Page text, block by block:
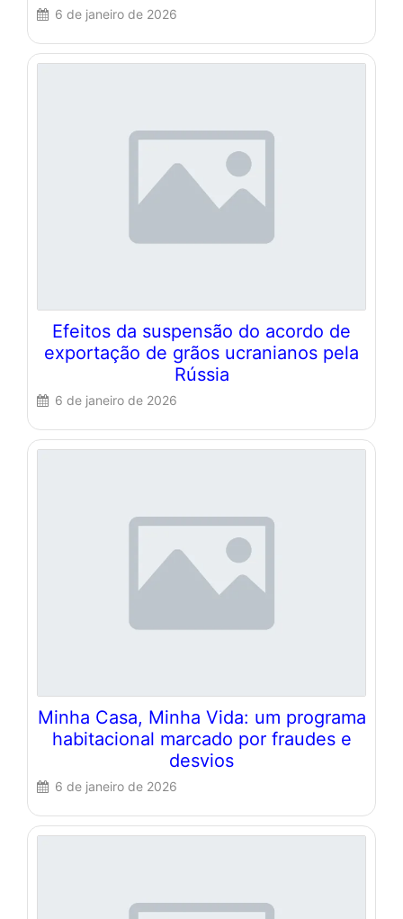
6 de janeiro de 2026
Efeitos da suspensão do acordo de
exportação de grãos ucranianos pela
Rússia
6 de janeiro de 2026
Minha Casa, Minha Vida: um programa
habitacional marcado por fraudes e
desvios
6 de janeiro de 2026